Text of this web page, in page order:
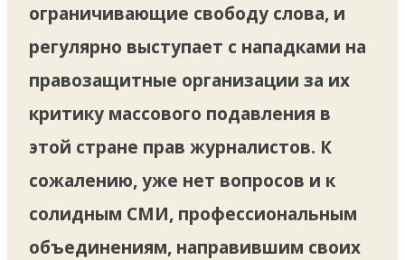
ограничивающие свободу слова, и
регулярно выступает с нападками на
правозащитные организации за их
критику массового подавления в
этой стране прав журналистов. К
сожалению, уже нет вопросов и к
солидным СМИ, профессиональным
объединениям, направившим своих